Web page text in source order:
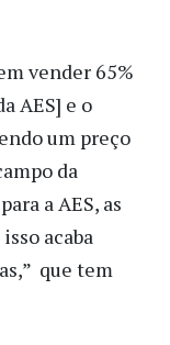
vender 65%
AES] e o
um preço
da
a AES, as
acaba
que tem